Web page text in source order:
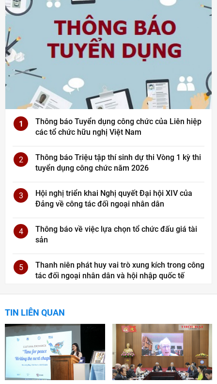
1
Thông báo Tuyển dụng công chức của Liên hiệp
các tổ chức hữu nghị Việt Nam
2
Thông báo Triệu tập thí sinh dự thi Vòng 1 kỳ thi
tuyển dụng công chức năm 2026
3
Hội nghị triển khai Nghị quyết Đại hội XIV của
Đảng về công tác đối ngoại nhân dân
4
Thông báo về việc lựa chọn tổ chức đấu giá tài
sản
5
Thanh niên phát huy vai trò xung kích trong công
tác đối ngoại nhân dân và hội nhập quốc tế
TIN LIÊN QUAN